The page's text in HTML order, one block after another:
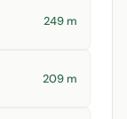
249 m
209 m